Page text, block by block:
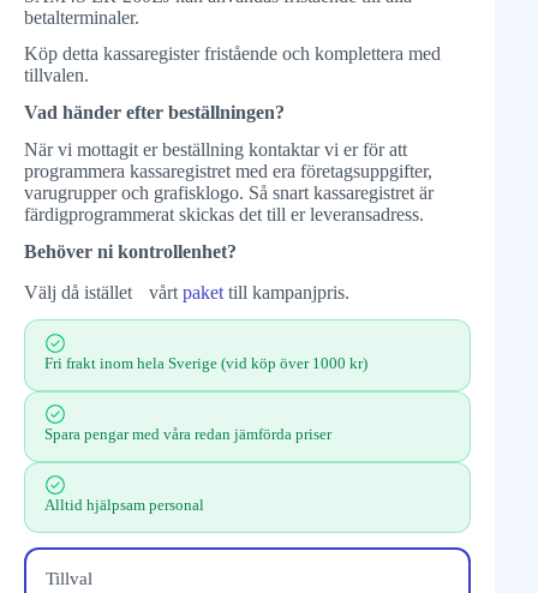
betalterminaler.
Köp detta kassaregister fristående och komplettera med
tillvalen.
Vad händer efter beställningen?
När vi mottagit er beställning kontaktar vi er för att
programmera kassaregistret med era företagsuppgifter,
varugrupper och grafisklogo. Så snart kassaregistret är
färdigprogrammerat skickas det till er leveransadress.
Behöver ni kontrollenhet?
Välj då istället vårt paket till kampanjpris.
Fri frakt inom hela Sverige (vid köp över 1000 kr)
Spara pengar med våra redan jämförda priser
Alltid hjälpsam personal
Tillval